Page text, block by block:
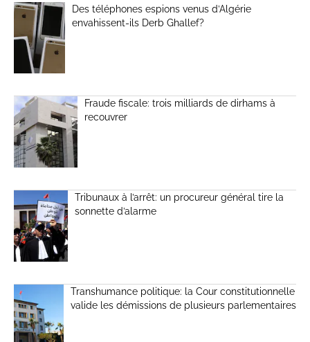
Des téléphones espions venus d’Algérie
envahissent-ils Derb Ghallef?
Fraude fiscale: trois milliards de dirhams à
recouvrer
Tribunaux à l’arrêt: un procureur général tire la
sonnette d’alarme
Transhumance politique: la Cour constitutionnelle
valide les démissions de plusieurs parlementaires